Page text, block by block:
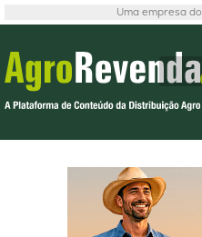
Uma empresa do